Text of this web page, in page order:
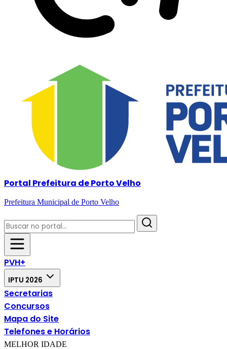
Portal Prefeitura de Porto Velho
Prefeitura Municipal de Porto Velho
PVH+
IPTU 2026
Secretarias
Concursos
Mapa do Site
Telefones e Horários
MELHOR IDADE